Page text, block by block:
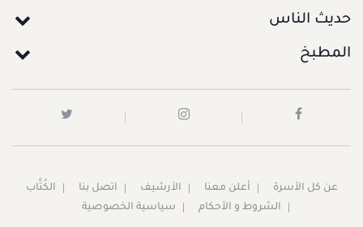
حديث الناس
المطبخ
عن كل الأسرة أعلن معنا الأرشيف اتصل بنا
الكُتَّاب
الشروط و الأحكام
سياسية الخصوصية